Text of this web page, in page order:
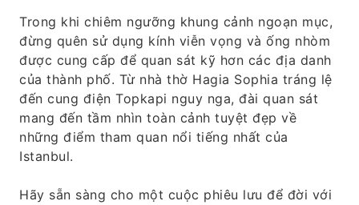
Trong khi chiêm ngưỡng khung cảnh ngoạn mục,
đừng quên sử dụng kính viễn vọng và ống nhòm
được cung cấp để quan sát kỹ hơn các địa danh
của thành phố. Từ nhà thờ Hagia Sophia tráng lệ
đến cung điện Topkapi nguy nga, đài quan sát
mang đến tầm nhìn toàn cảnh tuyệt đẹp về
những điểm tham quan nổi tiếng nhất của
Istanbul.
Hãy sẵn sàng cho một cuộc phiêu lưu để đời với